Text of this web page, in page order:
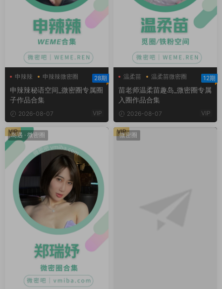
申辣辣
申辣辣微密圈
申辣辣秘语空间
28期
申辣辣秘语空间_微密圈专属圈
子作品合集
2026-08-07 VIP
温柔苗
温柔苗微密圈
温柔苗趣岛
12期
苗老师温柔苗趣岛_微密圈专属
入圈作品合集
2026-08-07 VIP
岛遇 · 微密圈
VIP 微密圈
VIP